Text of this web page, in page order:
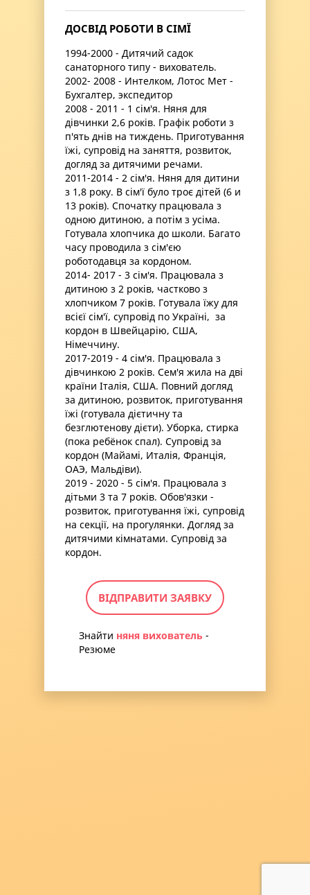
ДОСВІД РОБОТИ В СІМЇ
1994-2000 - Дитячий садок
санаторного типу - вихователь.
2002- 2008 - Интелком, Лотос Мет -
Бухгалтер, экспедитор
2008 - 2011 - 1 сім'я. Няня для
дівчинки 2,6 років. Графік роботи з
п'ять днів на тиждень. Приготування
їжі, супровід на заняття, розвиток,
догляд за дитячими речами.
2011-2014 - 2 сім'я. Няня для дитини
з 1,8 року. В сім'ї було троє дітей (6 и
13 років). Спочатку працювала з
одною дитиною, а потім з усіма.
Готувала хлопчика до школи. Багато
часу проводила з сім'єю
роботодавця за кордоном.
2014- 2017 - 3 сім'я. Працювала з
дитиною з 2 років, частково з
хлопчиком 7 років. Готувала їжу для
всієї сім'ї, супровід по Україні, за
кордон в Швейцарію, США,
Німеччину.
2017-2019 - 4 сім'я. Працювала з
дівчинкою 2 років. Сем'я жила на дві
країни Італія, США. Повний догляд
за дитиною, розвиток, приготування
їжі (готувала дієтичну та
безглютенову дієти). Уборка, стирка
(пока ребёнок спал). Супровід за
кордон (Майамі, Италія, Франція,
ОАЭ, Мальдіви).
2019 - 2020 - 5 сім'я. Працювала з
дітьми 3 та 7 років. Обов'язки -
розвиток, приготування їжі, супровід
на секції, на прогулянки. Догляд за
дитячими кімнатами. Супровід за
кордон.
ВІДПРАВИТИ ЗАЯВКУ
Знайти няня вихователь -
Резюме